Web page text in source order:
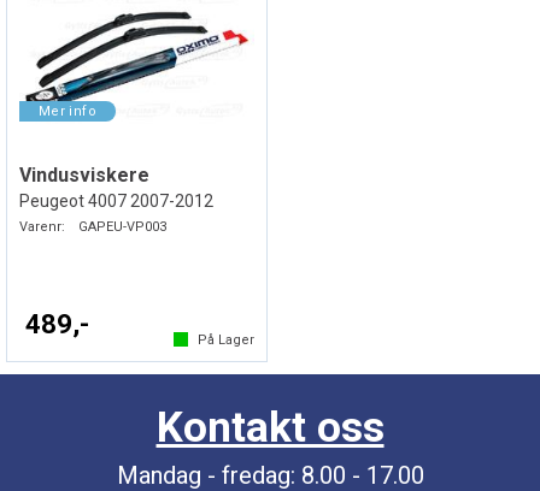
Vindusviskere
Peugeot 4007 2007-2012
Varenr: GAPEU-VP003
489,-
På Lager
Kontakt oss
Mandag - fredag: 8.00 - 17.00